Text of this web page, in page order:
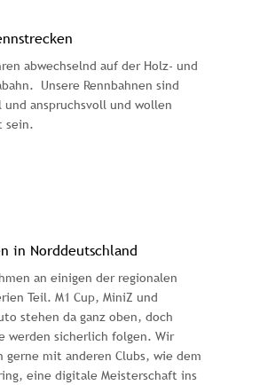
abwechselnd auf der Holz- und
Unsere Rennbahnen sind
und anspruchsvoll und wollen
sein.
in Norddeutschland
an einigen der regionalen
Teil. M1 Cup, MiniZ und
stehen da ganz oben, doch
werden sicherlich folgen. Wir
gerne mit anderen Clubs, wie dem
eine digitale Meisterschaft ins